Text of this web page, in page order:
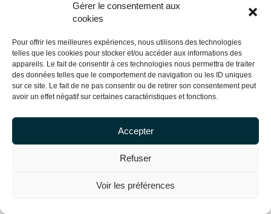
Gérer le consentement aux
cookies
Pour offrir les meilleures expériences, nous utilisons des technologies
telles que les cookies pour stocker et/ou accéder aux informations des
appareils. Le fait de consentir à ces technologies nous permettra de traiter
des données telles que le comportement de navigation ou les ID uniques
sur ce site. Le fait de ne pas consentir ou de retirer son consentement peut
avoir un effet négatif sur certaines caractéristiques et fonctions.
Accepter
Refuser
Voir les préférences
Copyright Centrale Innovation © 2026 |Legal mentions